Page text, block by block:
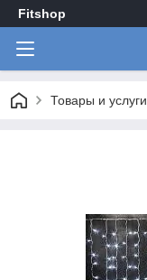
Fitshop
Товары и услуги